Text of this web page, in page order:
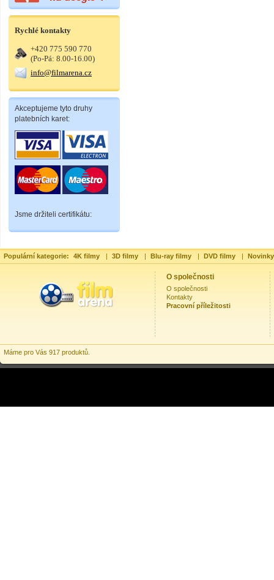
Rychlé kontakty
+420 775 590 770
(Po-Pá: 8.00-16.00)
info@filmarena.cz
Akceptujeme tyto druhy
platebních karet:
Jsme držiteli certifikátu:
Populární kategorie: 4K filmy | 3D filmy | Blu-ray filmy | DVD filmy |
O společnosti
O společnosti
Kontakty
Pracovní příležitosti
Máme pro Vás 917 produktů.